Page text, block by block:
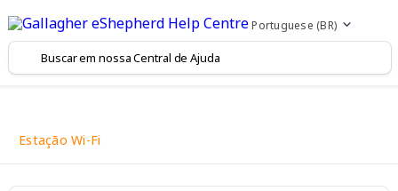
Portuguese (BR)
Estação Wi-Fi